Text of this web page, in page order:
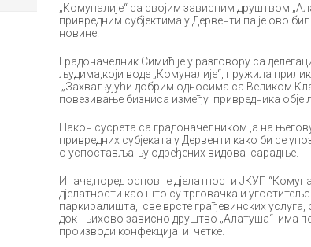
„Комуналије“ са својим зависним друштвом
привредним субјектима у Дервенти па је ово
новине.
Градоначелник Симић је у разговору са
људима,који воде „Комуналије“, пружила
„Захваљујући добрим односима са Великом
повезивање бизниса између привредника обје
Након сусрета са градоначелником ,а на
привредних субјеката у Дервенти како би се
о успостављању одређених видова сарадње.
Иначе,поред основне дјелатности ЈКУП
дјелатности као што су трговачка и
паркиралишта, све врсте грађевинских
док њихово зависно друштво „Алатуша“ има
производи конфекција и четке.